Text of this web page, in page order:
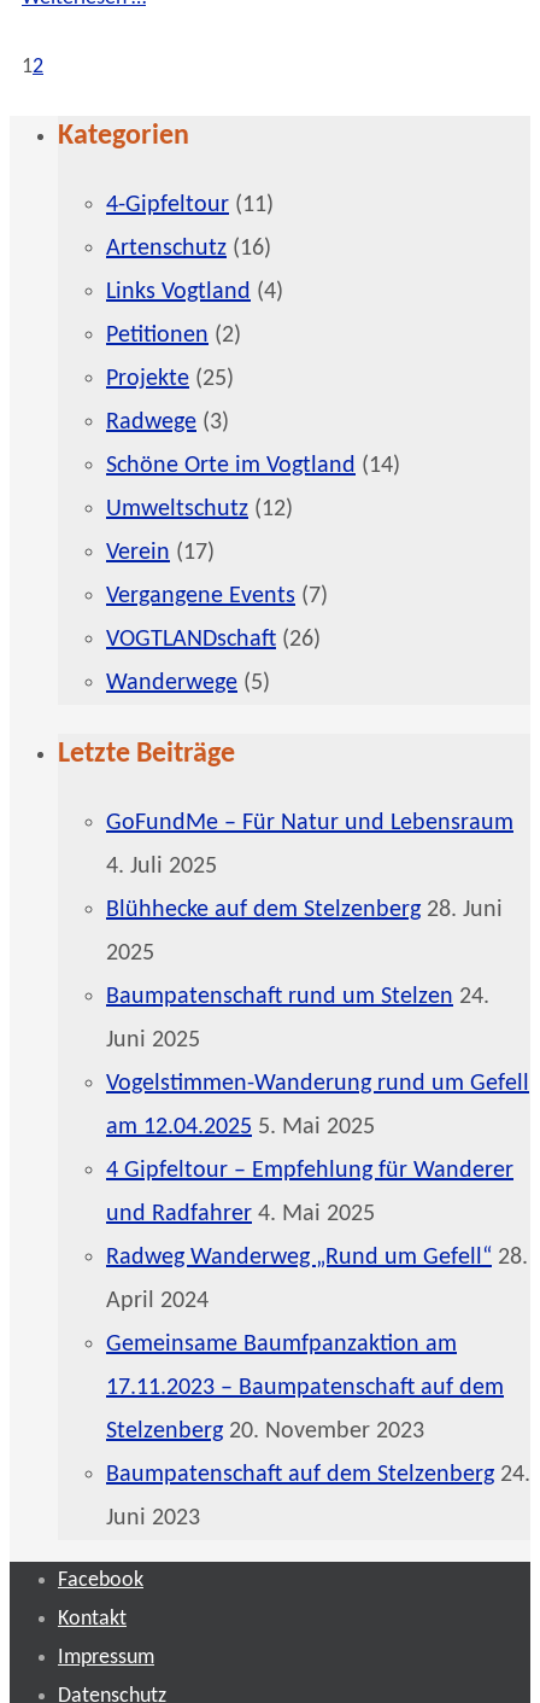
12
Kategorien
4-Gipfeltour (11)
Artenschutz (16)
Links Vogtland (4)
Petitionen (2)
Projekte (25)
Radwege (3)
Schöne Orte im Vogtland (14)
Umweltschutz (12)
Verein (17)
Vergangene Events (7)
VOGTLANDschaft (26)
Wanderwege (5)
Letzte Beiträge
GoFundMe – Für Natur und Lebensraum
4. Juli 2025
Blühhecke auf dem Stelzenberg 28. Juni
2025
Baumpatenschaft rund um Stelzen 24.
Juni 2025
Vogelstimmen-Wanderung rund um Gefell
am 12.04.2025 5. Mai 2025
4 Gipfeltour – Empfehlung für Wanderer
und Radfahrer 4. Mai 2025
Radweg Wanderweg „Rund um Gefell“ 28.
April 2024
Gemeinsame Baumfpanzaktion am
17.11.2023 – Baumpatenschaft auf dem
Stelzenberg 20. November 2023
Baumpatenschaft auf dem Stelzenberg 24.
Juni 2023
Facebook
Kontakt
Impressum
Datenschutz